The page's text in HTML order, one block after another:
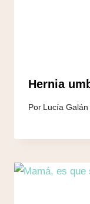
Hernia
Por Lucía